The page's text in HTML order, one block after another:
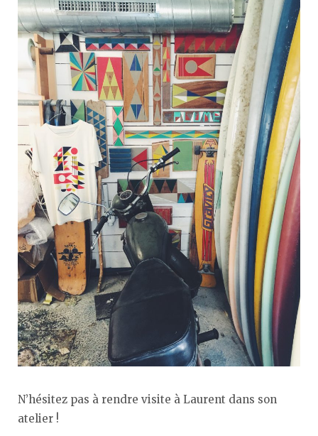
N’hésitez pas à rendre visite à Laurent dans son
atelier !